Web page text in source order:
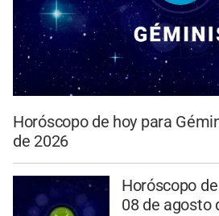
Horóscopo de hoy para
de 2026
Horóscopo
08 de agosto